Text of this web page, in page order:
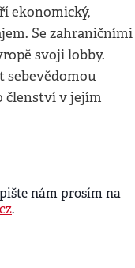
ekonomický,
Se zahraničními
svoji lobby.
sebevědomou
členství v jejím
nám prosím na
.